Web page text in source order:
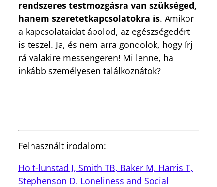
rendszeres testmozgásra van szükséged,
hanem szeretetkapcsolatokra is. Amikor
a kapcsolataidat ápolod, az egészségedért
is teszel. Ja, és nem arra gondolok, hogy írj
rá valakire messengeren! Mi lenne, ha
inkább személyesen találkoznátok?
Felhasznált irodalom:
Holt-lunstad J, Smith TB, Baker M, Harris T,
Stephenson D. Loneliness and Social